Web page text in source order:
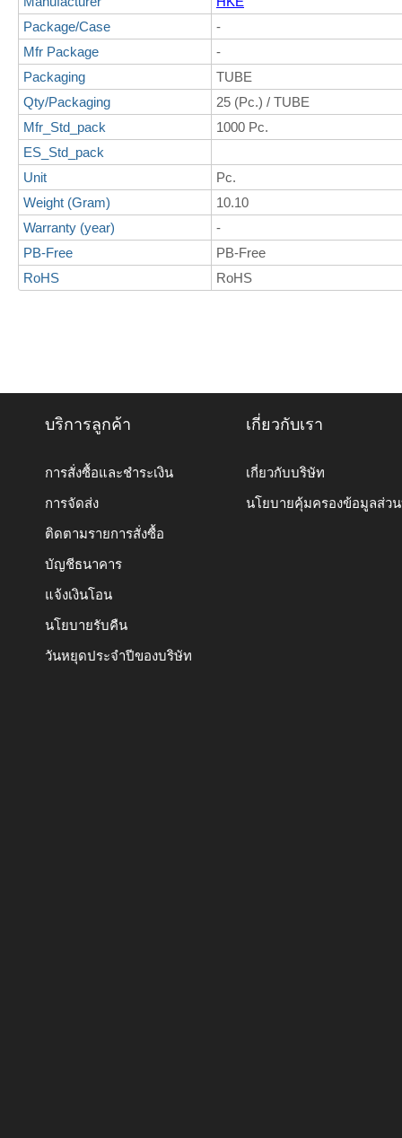
Package/Case
-
Mfr Package
-
Packaging
TUBE
Qty/Packaging
25 (Pc.) / TUBE
Mfr_Std_pack
1000 Pc.
ES_Std_pack
Unit
Pc.
Weight (Gram)
10.10
Warranty (year)
-
PB-Free
PB-Free
RoHS
RoHS
บริการลูกค้า
การสั่งซื้อและชำระเงิน
การจัดส่ง
ติดตามรายการสั่งซื้อ
บัญชีธนาคาร
แจ้งเงินโอน
นโยบายรับคืน
วันหยุดประจำปีของบริษัท
เกี่ยวกับเรา
เกี่ยวกับบริษัท
นโยบายคุ้มครองข้อมูลส่ว